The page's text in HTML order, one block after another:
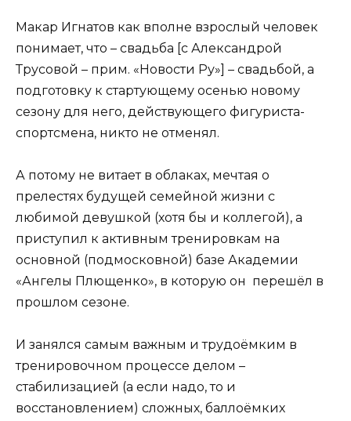
Макар Игнатов как вполне взрослый человек
понимает, что – свадьба [c Александрой
Трусовой – прим. «Новости Ру»] – свадьбой, а
подготовку к стартующему осенью новому
сезону для него, действующего фигуриста-
спортсмена, никто не отменял.
А потому не витает в облаках, мечтая о
прелестях будущей семейной жизни с
любимой девушкой (хотя бы и коллегой), а
приступил к активным тренировкам на
основной (подмосковной) базе Академии
«Ангелы Плющенко», в которую он перешёл в
прошлом сезоне.
И занялся самым важным и трудоёмким в
тренировочном процессе делом –
стабилизацией (а если надо, то и
восстановлением) сложных, баллоёмких